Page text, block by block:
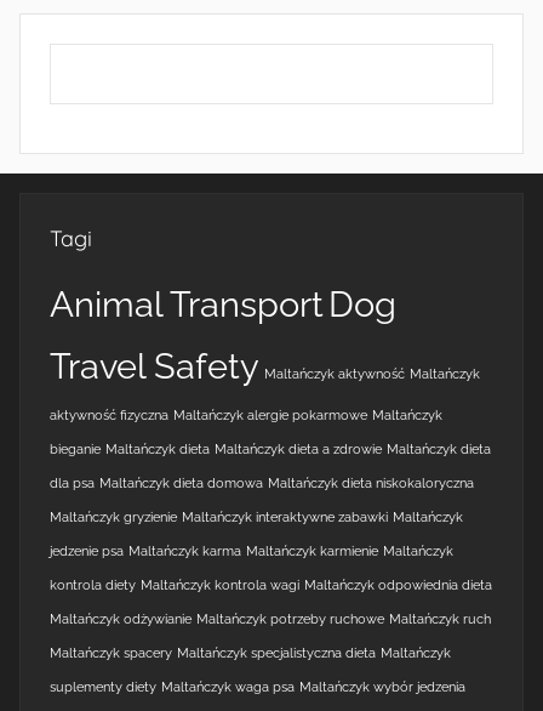
Tagi
Animal TransportDog
Travel Safety Maltańczyk aktywność Maltańczyk
aktywność fizyczna Maltańczyk alergie pokarmowe Maltańczyk
bieganie Maltańczyk dieta Maltańczyk dieta a zdrowie Maltańczyk dieta
dla psa Maltańczyk dieta domowa Maltańczyk dieta niskokaloryczna
Maltańczyk gryzienie Maltańczyk interaktywne zabawki Maltańczyk
jedzenie psa Maltańczyk karma Maltańczyk karmienie Maltańczyk
kontrola diety Maltańczyk kontrola wagi Maltańczyk odpowiednia dieta
Maltańczyk odżywianie Maltańczyk potrzeby ruchowe Maltańczyk ruch
Maltańczyk spacery Maltańczyk specjalistyczna dieta Maltańczyk
suplementy diety Maltańczyk waga psa Maltańczyk wybór jedzenia